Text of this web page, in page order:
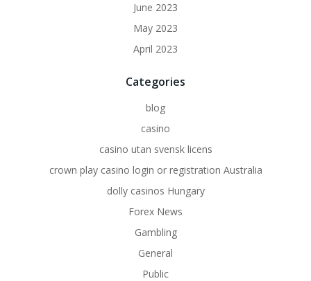
June 2023
May 2023
April 2023
Categories
blog
casino
casino utan svensk licens
crown play casino login or registration Australia
dolly casinos Hungary
Forex News
Gambling
General
Public